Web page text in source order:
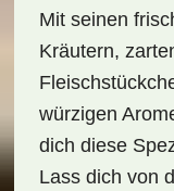
Mit seinen
Kräutern,
würzigen
dich diese
Lass dich von